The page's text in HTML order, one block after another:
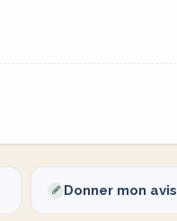
Donner mon avis